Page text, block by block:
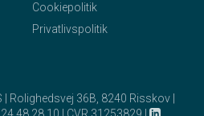
Cookiepolitik
Privatlivspolitik
Rolighedsvej 36B, 8240 Risskov |